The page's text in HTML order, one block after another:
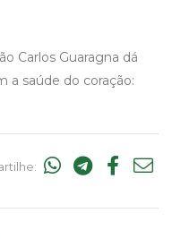
Carlos Guaragna dá
a saúde do coração: